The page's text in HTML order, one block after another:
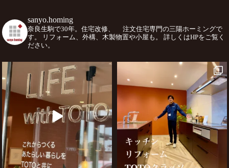
sanyo.homing
奈良生駒で30年。住宅改修、
注文住宅専門の三陽ホーミングで
す。
リフォーム、外構、木製物置や小屋も。
詳しくはHPをご覧く
ださい。